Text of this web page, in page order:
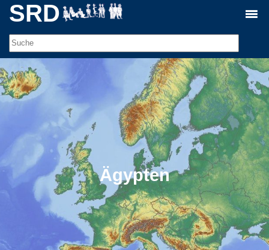
SRD
Ägypten